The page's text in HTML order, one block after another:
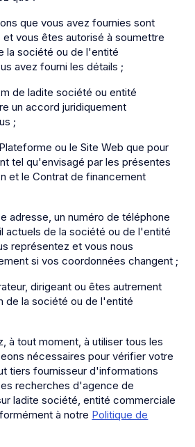
que vous avez fournies sont
vous êtes autorisé à soumettre
la société ou de l'entité
avez fourni les détails ;
de ladite société ou entité
un accord juridiquement
;
ou le Site Web que pour
tel qu'envisagé par les présentes
et le Contrat de financement
adresse, un numéro de téléphone
actuels de la société ou de l'entité
représentez et vous nous
si vos coordonnées changent ;
dirigeant ou êtes autrement
de la société ou de l'entité
à tout moment, à utiliser tous les
nécessaires pour vérifier votre
tiers fournisseur d'informations
recherches d'agence de
ladite société, entité commerciale
à notre Politique de